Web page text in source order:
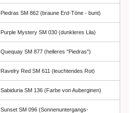
Piedras SM 862 (braune Erd-Töne - bunt)
Purple Mystery SM 030 (dunkleres Lila)
Quequay SM 877 (helleres "Piedras")
Ravelry Red SM 611 (leuchtendes Rot)
Sabiduria SM 136 (Farbe von Auberginen)
Sunset SM 096 (Sonnenuntergangs-